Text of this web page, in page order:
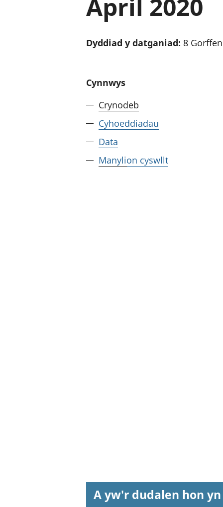
April 2020
Dyddiad y datganiad: 8
Cynnwys
Crynodeb
Cyhoeddiadau
Data
Manylion cyswllt
A yw'r dudalen hon